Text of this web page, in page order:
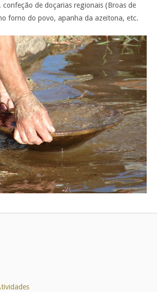
de doçarias regionais (Broas de
forno do povo, apanha da azeitona, etc.